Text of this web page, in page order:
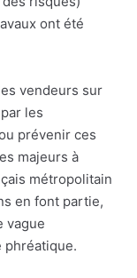
ont été
vendeurs sur
les
prévenir ces
majeurs à
métropolitain
en font partie,
vague
phréatique.